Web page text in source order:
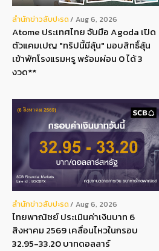
สํานักข่าวสับปะรด Aug 6, 2026
Atome ประเทศไทย จับมือ Agoda เปิด
ตัวแคมเปญ "ทริปนี้มีลุ้น" มอบสิทธิ์ลุ้น
เข้าพักโรงแรมหรู พร้อมผ่อน 0 ได้ 3
งวด**
สํานักข่าวสับปะรด Aug 6, 2026
ไทยพาณิชย์ ประเมินค่าเงินบาท 6
สิงหาคม 2569 เคลื่อนไหวในกรอบ
32.95-33.20 บาทดอลลาร์